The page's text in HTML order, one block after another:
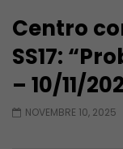
03:31
Altino, donna di
casa. Arrestato il
06/08/2026
Centro
SS17:
– 10/11/
NOVEMBRE 10, 2025